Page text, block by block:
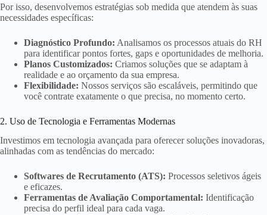
Por isso, desenvolvemos estratégias sob medida que atendem às suas
necessidades específicas:
Diagnóstico Profundo: Analisamos os processos atuais do RH
para identificar pontos fortes, gaps e oportunidades de melhoria.
Planos Customizados: Criamos soluções que se adaptam à
realidade e ao orçamento da sua empresa.
Flexibilidade: Nossos serviços são escaláveis, permitindo que
você contrate exatamente o que precisa, no momento certo.
2. Uso de Tecnologia e Ferramentas Modernas
Investimos em tecnologia avançada para oferecer soluções inovadoras,
alinhadas com as tendências do mercado:
Softwares de Recrutamento (ATS): Processos seletivos ágeis
e eficazes.
Ferramentas de Avaliação Comportamental: Identificação
precisa do perfil ideal para cada vaga.